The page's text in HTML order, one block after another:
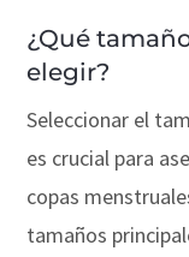
¿Qué
elegir?
Seleccionar el
es crucial para
copas
tamaños